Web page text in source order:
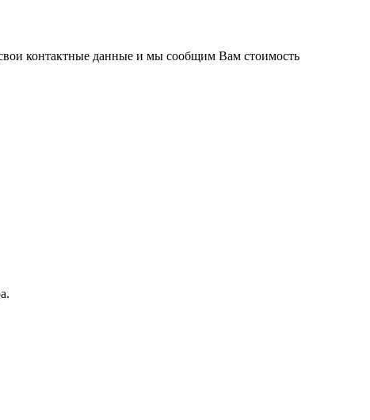
контактные данные и мы сообщим Вам стоимость